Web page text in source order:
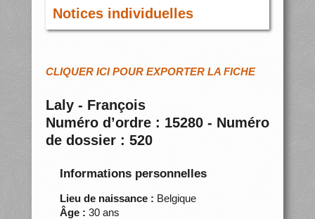
Notices individuelles
CLIQUER ICI POUR EXPORTER LA FICHE
Laly - François
Numéro d’ordre : 15280 - Numéro
de dossier : 520
Informations personnelles
Lieu de naissance : Belgique
Âge : 30 ans